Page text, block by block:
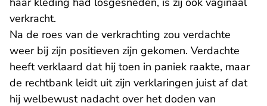
verkracht.
Na de roes van de verkrachting zou verdachte
weer bij zijn positieven zijn gekomen. Verdachte
heeft verklaard dat hij toen in paniek raakte, maar
de rechtbank leidt uit zijn verklaringen juist af dat
hij welbewust nadacht over het doden van